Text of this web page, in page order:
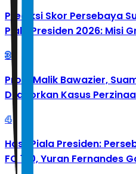
Prediksi Skor Persebaya
Piala Presiden 2026: Misi
3
Profil Malik Bawazier,
Dilaporkan Kasus
4
Hasil Piala Presiden:
FC 1-0, Yuran Fernandes